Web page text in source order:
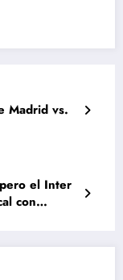
Madrid vs.
el Inter
con